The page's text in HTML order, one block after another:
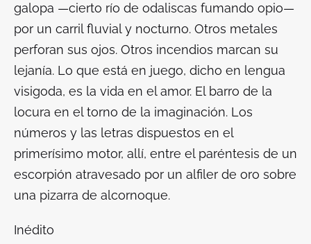
galopa —cierto río de odaliscas fumando opio—
por un carril fluvial y nocturno. Otros metales
perforan sus ojos. Otros incendios marcan su
lejanía. Lo que está en juego, dicho en lengua
visigoda, es la vida en el amor. El barro de la
locura en el torno de la imaginación. Los
números y las letras dispuestos en el
primerísimo motor, allí, entre el paréntesis de un
escorpión atravesado por un alfiler de oro sobre
una pizarra de alcornoque.
Inédito